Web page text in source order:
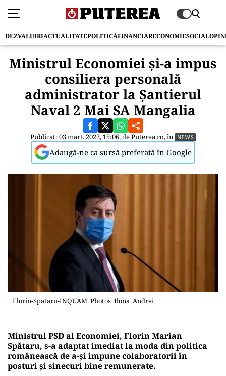
DEZVALUIRIACTUALITATEPOLITICĂFINANCIARECONOMIESOCIAL
Ministrul Economiei și-a impus
consiliera personală
administrator la Șantierul
Naval 2 Mai SA Mangalia
Publicat: 03 mart. 2022, 15:06, dePuterea.ro, în NEWS
Adaugă-ne ca sursă preferată în Google
Florin-Spataru-INQUAM_Photos_Ilona_Andrei
Ministrul PSD al Economiei, Florin Marian
Spătaru, s-a adaptat imediat la moda din politica
românească de a-și impune colaboratorii în
posturi și sinecuri bine remunerate.